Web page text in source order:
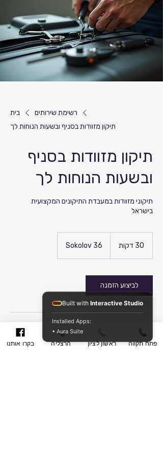
בית
רשימת שירותים
תיקון מזוודות בסניף ובשעות הנוחות לך
תיקון מזוודות בסניף
ובשעות הנוחות לך
תיקוני מזוודות במעבדת התיקונים המקצועית
בישראל
30 דקות
ק
ו
ת
Sokolov 36
לביצוע הזמנה
תיאור השירות
בקרו אותנו הרצליה ראשון לציון פתח תקווה
Built with Interactive Studio
Installed Apps:
• Aura Suite